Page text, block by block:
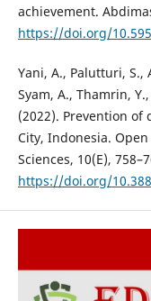
achievement.
https://doi.org/
Yani, A., Palutturi, S.,
Syam, A., Thamrin,
(2022). Prevention of
City, Indonesia.
Sciences, 10(E),
https://doi.org/